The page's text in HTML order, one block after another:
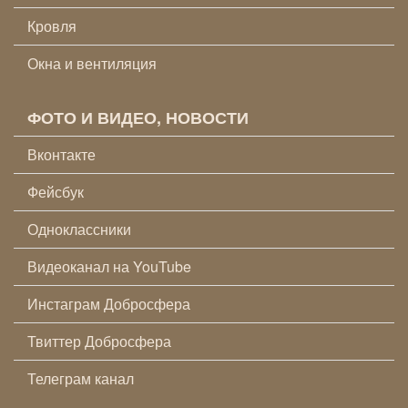
Кровля
Окна и вентиляция
ФОТО И ВИДЕО, НОВОСТИ
Вконтакте
Фейсбук
Одноклассники
Видеоканал на YouTube
Инстаграм Добросфера
Твиттер Добросфера
Телеграм канал